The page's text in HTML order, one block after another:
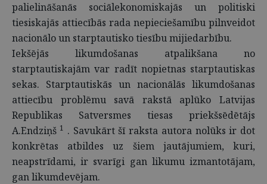
palielināšanās sociālekonomiskajās un politiski
tiesiskajās attiecībās rada nepieciešamību pilnveidot
nacionālo un starptautisko tiesību mijiedarbību.
Iekšējās likumdošanas atpalikšana no
starptautiskajām var radīt nopietnas starptautiskas
sekas. Starptautiskās un nacionālās likumdošanas
attiecību problēmu savā rakstā aplūko Latvijas
Republikas Satversmes tiesas priekšsēdētājs
A.Endziņš 1 . Savukārt šī raksta autora nolūks ir dot
konkrētas atbildes uz šiem jautājumiem, kuri,
neapstrīdami, ir svarīgi gan likumu izmantotājam,
gan likumdevējam.